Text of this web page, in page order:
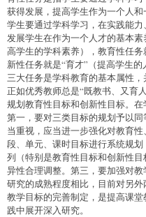
获得发展，提高学生作为一个人
学生要通过学科学习，在实践能
发展学生在作为一个人才的基本
高学生的学科素养），教育性任
新性任务就是“育才”（提高学生的
三大任务是学科教育的基本属性，
正如优秀教师总是“既教书、又育
规划教育性目标和创新性目标。
第一，要对三类目标的规划予以
当重视，应当进一步强化对教育
段、单元、课时目标进行系统规
列（特别是教育性目标和创新性
异性合理调整。第三，要加强对
研究的成熟程度相比，目前对另
教学目标的完善制定，是提高课
践中展开深入研究。